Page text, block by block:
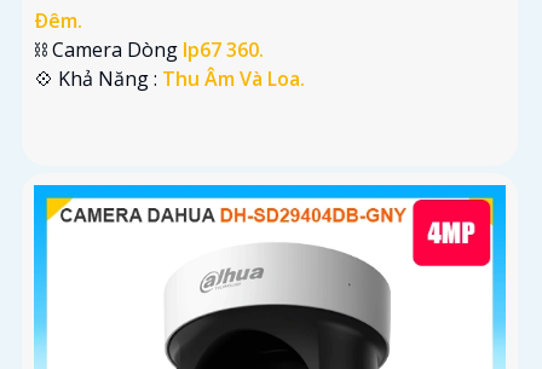
Ðêm.
⛓ Camera Dòng Ip67 360.
️💠 Khả Năng : Thu Âm Và Loa.